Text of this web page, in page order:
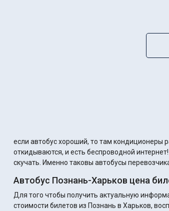
если автобус хороший, то там кондиционеры
откидываются, и есть беспроводной
скучать. Именно таковы автобусы
Автобус Познань-Харьков цена
Для того чтобы получить актуальную
стоимости билетов из Познань в Харьков,